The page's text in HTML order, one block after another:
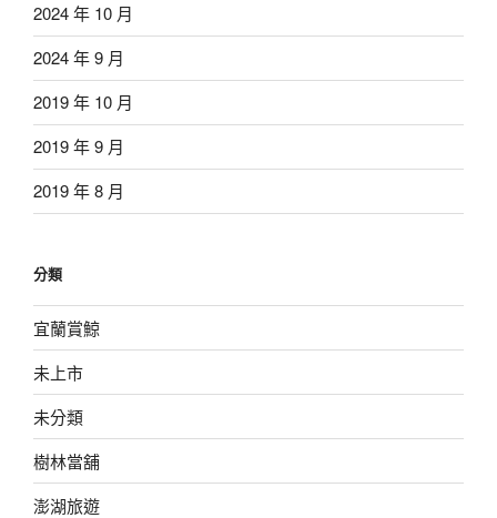
2024 年 10 月
2024 年 9 月
2019 年 10 月
2019 年 9 月
2019 年 8 月
分類
宜蘭賞鯨
未上市
未分類
樹林當舖
澎湖旅遊